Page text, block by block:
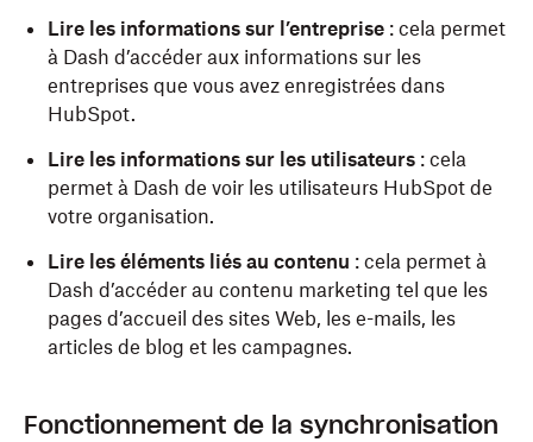
Lire les informations sur l’entreprise : cela permet
à Dash d’accéder aux informations sur les
entreprises que vous avez enregistrées dans
HubSpot.
Lire les informations sur les utilisateurs : cela
permet à Dash de voir les utilisateurs HubSpot de
votre organisation.
Lire les éléments liés au contenu : cela permet à
Dash d’accéder au contenu marketing tel que les
pages d’accueil des sites Web, les e-mails, les
articles de blog et les campagnes.
Fonctionnement de la synchronisation